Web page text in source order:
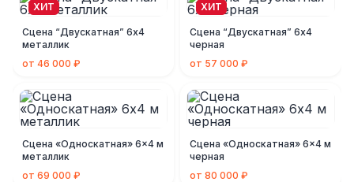
ХИТ
Cцена “Двускатная” 6х4
металлик
от 46 000 ₽
ХИТ
Cцена “Двускатная” 6х4
черная
от 57 000 ₽
Сцена «Односкатная» 6x4 м
металлик
от 69 000 ₽
Сцена «Односкатная» 6x4 м
черная
от 80 000 ₽